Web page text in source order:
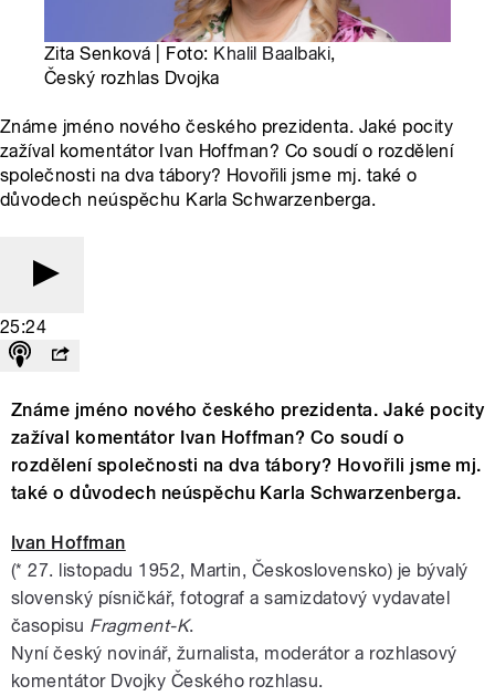
Zita Senková | Foto: Khalil Baalbaki,
Český rozhlas Dvojka
Známe jméno nového českého prezidenta. Jaké pocity
zažíval komentátor Ivan Hoffman? Co soudí o rozdělení
společnosti na dva tábory? Hovořili jsme mj. také o
důvodech neúspěchu Karla Schwarzenberga.
25:24
Známe jméno nového českého prezidenta. Jaké pocity
zažíval komentátor Ivan Hoffman? Co soudí o
rozdělení společnosti na dva tábory? Hovořili jsme mj.
také o důvodech neúspěchu Karla Schwarzenberga.
Ivan Hoffman
(* 27. listopadu 1952, Martin, Československo) je bývalý
slovenský písničkář, fotograf a samizdatový vydavatel
časopisu Fragment-K.
Nyní český novinář, žurnalista, moderátor a rozhlasový
komentátor Dvojky Českého rozhlasu.